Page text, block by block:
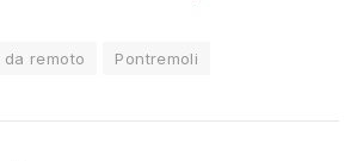
remoto Pontremoli